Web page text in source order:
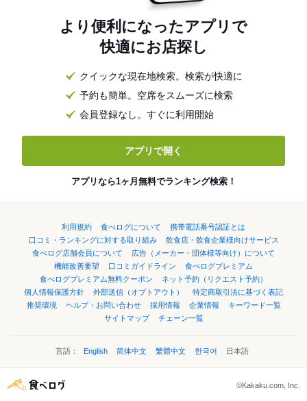
より便利になったアプリで
快適にお店探し
クイックな現在地検索。検索が快適に
予約も簡単。空席をスムーズに検索
会員登録なし。すぐに利用開始
アプリで開く
アプリなら1ヶ月無料でランキング検索！
利用規約 食べログについて
携帯電話番号認証とは
口コミ・ランキングに対する取り組み
飲食店・飲食企業様向けサービス
食べログ店舗会員について
広告（メーカー・団体様等向け）について
機能改善要望
口コミガイドライン
食べログプレミアム
食べログプレミアム無料クーポン
ネット予約（リクエスト予約）
個人情報保護方針
外部送信（オプトアウト）
特定商取引法に基づく表記
推奨環境
ヘルプ・お問い合わせ 採用情報 企業情報
キーワード一覧
サイトマップ
チェーン一覧
言語： English 简体中文 繁體中文 한국어 日本語
©Kakaku.com, Inc.